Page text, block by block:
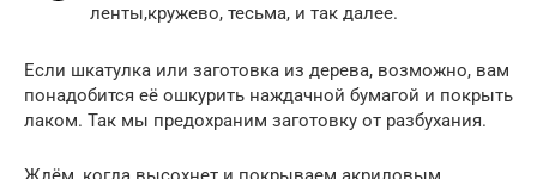
ленты,кружево, тесьма, и так далее.
Если шкатулка или заготовка из дерева, возможно, вам
понадобится её ошкурить наждачной бумагой и покрыть
лаком. Так мы предохраним заготовку от разбухания.